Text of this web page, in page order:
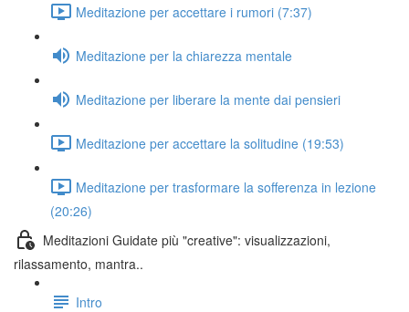
Meditazione per accettare i rumori (7:37)
Meditazione per la chiarezza mentale
Meditazione per liberare la mente dai pensieri
Meditazione per accettare la solitudine (19:53)
Meditazione per trasformare la sofferenza in lezione
(20:26)
Meditazioni Guidate più "creative": visualizzazioni,
rilassamento, mantra..
Intro